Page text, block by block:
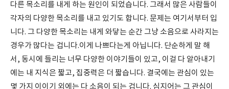
다른 목소리를 내게 하는 원인이 되었습니다. 그래서 많은 사람들이
각자의 다양한 목소리를 내고 있기도 합니다. 문제는 여기서부터 입
니다. 그 다양한 목소리는 내게 와닿는 순간 그냥 소음으로 사라지는
경우가 많다는 겁니다.이게 나쁘다는게 아닙니다. 단순하게 말 해
서, 동시에 들리는 너무 다양한 이야기들이 있고, 이걸 다 알아내기
에는 내 지식은 짧고, 집중력은 더 짧습니다. 결국에는 관심이 있는
몇 가지 이이기 외에는 다 소음이 되는 겁니다. 심지어는 그 관심이